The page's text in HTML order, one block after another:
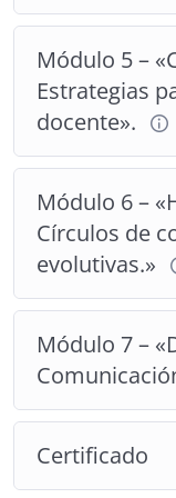
intervención
El manejo de
características
taller teórico/
para docentes y
espectro autista.
Habilidades
4 etapas
Las habilidades
que se requieren
una tarea
abordarán las
diferentes tipos y
establecer con
conocidos y
Módulo 5 –
Estrategias
docente».
Módulo 6 –
Círculos de
evolutivas.»
Módulo 7 –
Certificado